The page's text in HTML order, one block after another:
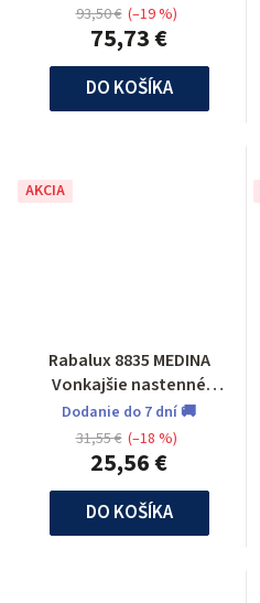
75,73 €
93,50 € (–19 %)
DO KOŠÍKA
AKCIA
Rabalux 8835 MEDINA
Vonkajšie nastenné
svietidlo so senzorom
Dodanie do 7 dní 🚚
25,56 €
31,55 € (–18 %)
DO KOŠÍKA